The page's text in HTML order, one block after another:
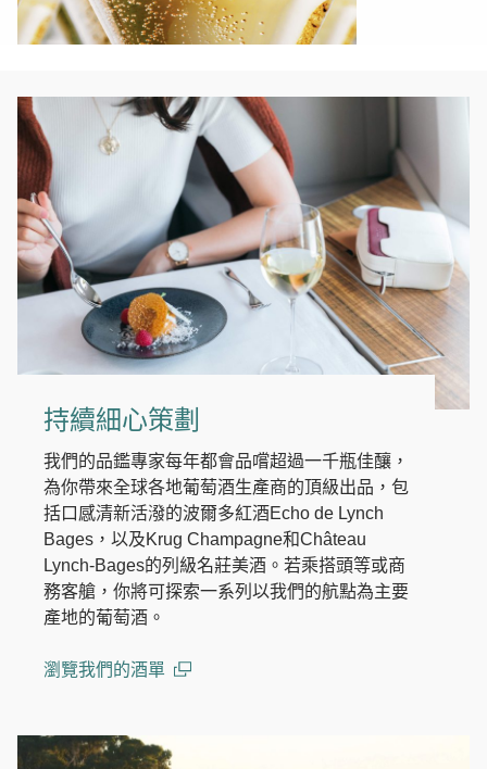
持續細心策劃
我們的品鑑專家每年都會品嚐超過一千瓶佳釀，
為你帶來全球各地葡萄酒生產商的頂級出品，包
括口感清新活潑的波爾多紅酒Echo de Lynch
Bages，以及Krug Champagne和Château
Lynch-Bages的列級名莊美酒。若乘搭頭等或商
務客艙，你將可探索一系列以我們的航點為主要
產地的葡萄酒。
瀏覽我們的酒單